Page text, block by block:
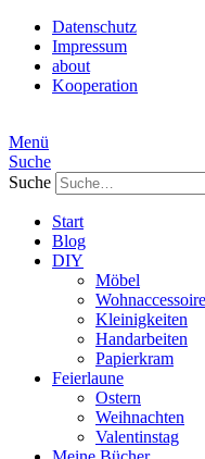
Datenschutz
Impressum
about
Kooperation
Menü
Suche
Suche
Start
Blog
DIY
Möbel
Kleinigkeiten
Handarbeiten
Papierkram
Feierlaune
Ostern
Weihnachten
Valentinstag